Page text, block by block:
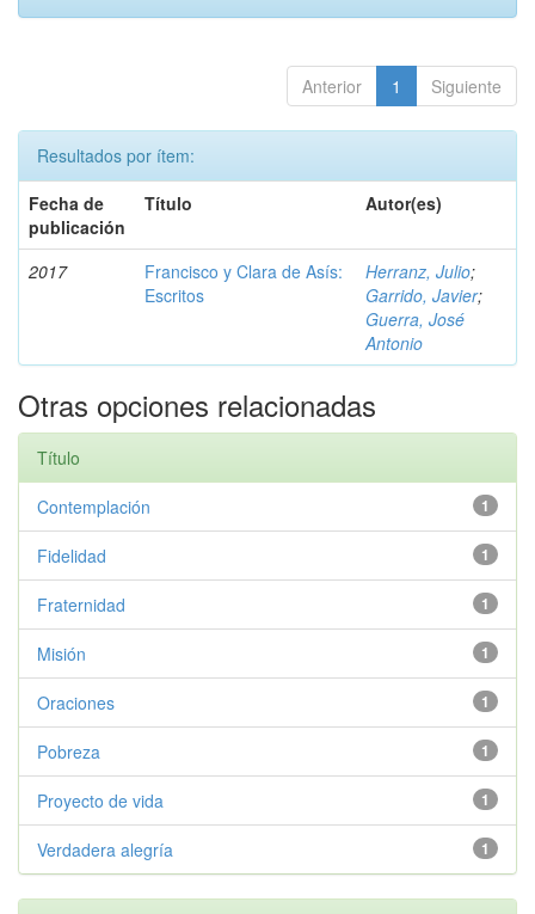
Anterior 1 Siguiente
Resultados por ítem:
Fecha de
publicación
Título Autor(es)
2017
Francisco y Clara de Asís:
Escritos
Herranz, Julio;
Garrido, Javier;
Guerra, José
Antonio
Otras opciones relacionadas
Título
1
Contemplación
1
Fidelidad
1
Fraternidad
1
Misión
1
Oraciones
1
Pobreza
1
Proyecto de vida
1
Verdadera alegría